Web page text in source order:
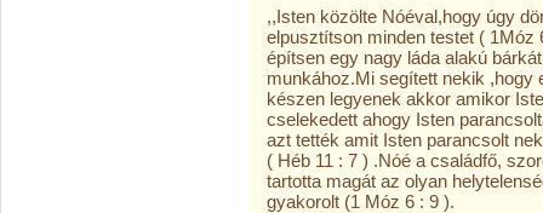
,,Isten közölte Nóéval,hogy úgy
elpusztítson minden testet (
építsen egy nagy láda alakú
munkához.Mi segített nekik ,hogy
készen legyenek akkor amikor
cselekedett ahogy Isten
azt tették amit Isten parancsolt
( Héb 11 : 7 ) .Nóé a családfő,
tartotta magát az olyan
gyakorolt (1 Móz 6 : 9 ).